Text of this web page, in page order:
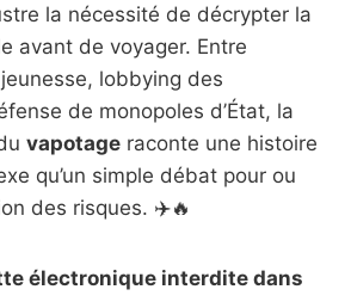
la nécessité de décrypter la
avant de voyager. Entre
lobbying des
de monopoles d’État, la
vapotage raconte une histoire
qu’un simple débat pour ou
des risques. ✈️🔥
électronique interdite dans